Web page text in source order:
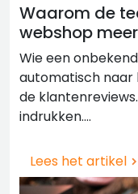
Waarom de
webshop
Wie een
automatisch naar
de
indrukken....
Lees het artikel